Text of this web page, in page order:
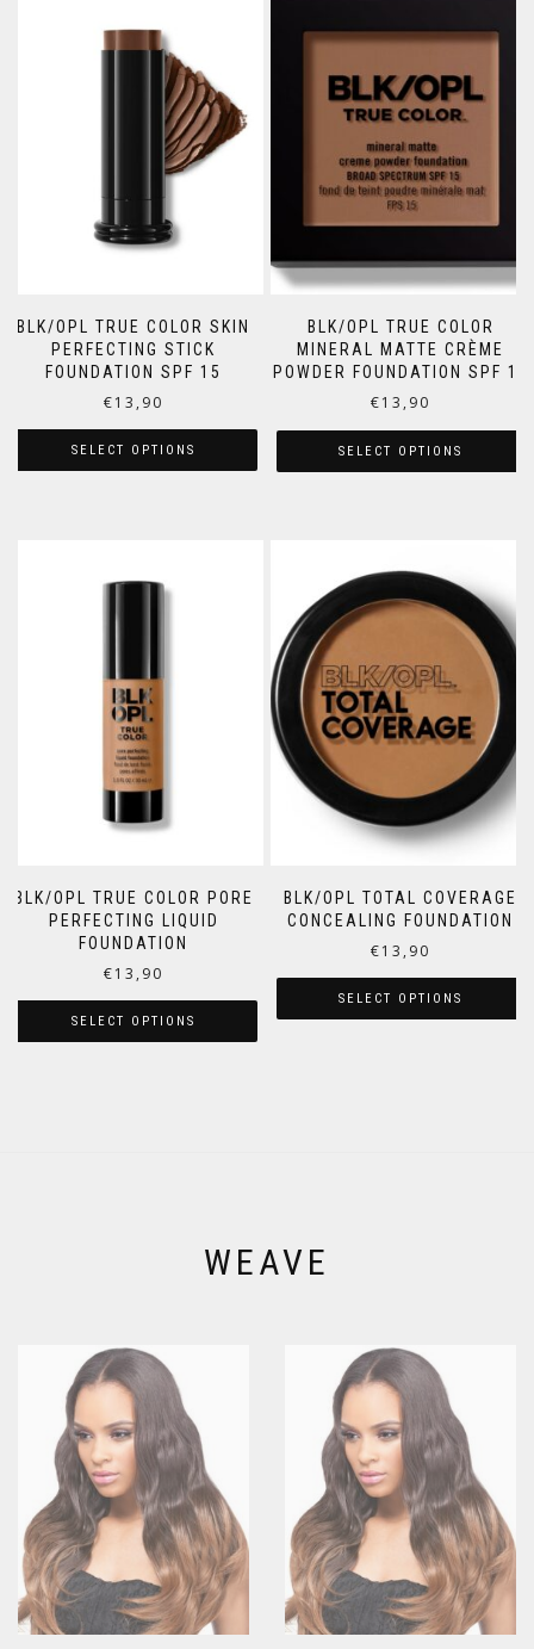
BLK/OPL TRUE COLOR SKIN
PERFECTING STICK
FOUNDATION SPF 15
€13,90
SELECT OPTIONS
BLK/OPL TRUE COLOR
MINERAL MATTE CRÈME
POWDER FOUNDATION SPF 15
€13,90
SELECT OPTIONS
BLK/OPL TRUE COLOR PORE
PERFECTING LIQUID
FOUNDATION
€13,90
SELECT OPTIONS
BLK/OPL TOTAL COVERAGE
CONCEALING FOUNDATION
€13,90
SELECT OPTIONS
WEAVE